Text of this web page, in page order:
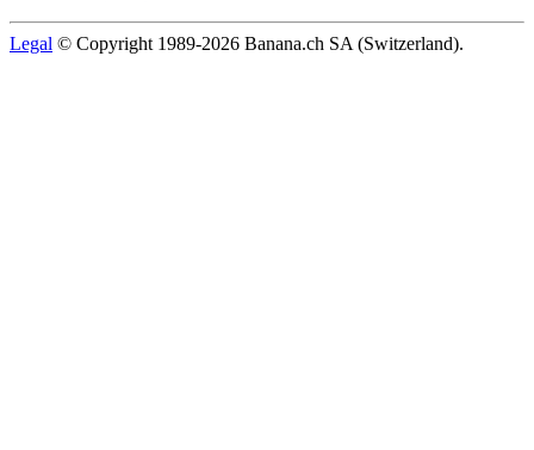
Legal © Copyright 1989-2026 Banana.ch SA (Switzerland).